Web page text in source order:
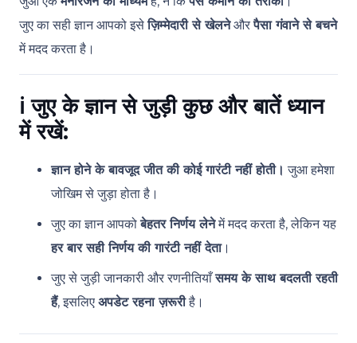
जुए का सही ज्ञान आपको इसेज़िम्मेदारी से खेलनेऔरपैसा गंवाने से बचने
में मदद करता है।
ℹ️जुए के ज्ञान से जुड़ी कुछ और बातें ध्यान
में रखें:
ज्ञान होने के बावजूद जीत की कोई गारंटी नहीं होती। जुआ हमेशा
जोखिम से जुड़ा होता है।
जुए का ज्ञान आपकोबेहतर निर्णय लेनेमें मदद करता है, लेकिन यह
हर बार सही निर्णय की गारंटी नहीं देता।
जुए से जुड़ी जानकारी और रणनीतियाँसमय के साथ बदलती रहती
हैं, इसलिए अपडेट रहना ज़रूरीहै।